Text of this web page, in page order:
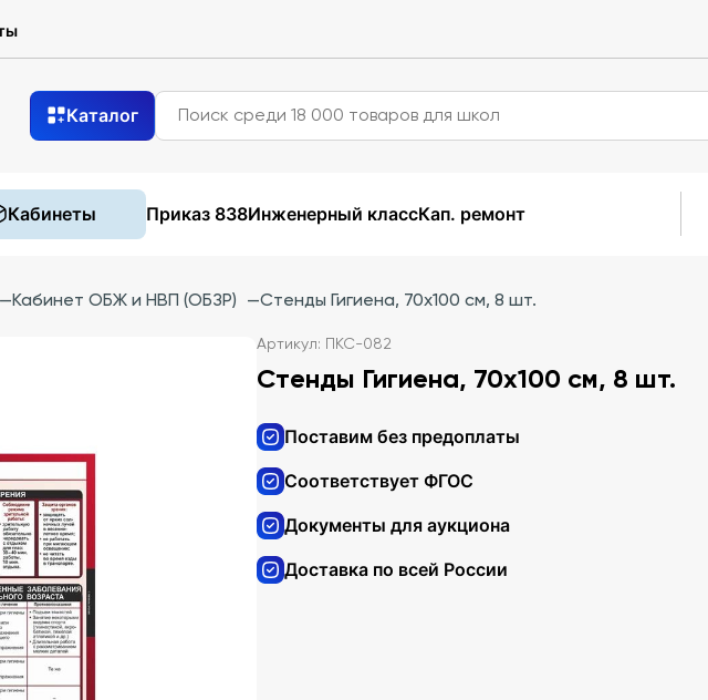
Каталог
Кабинеты Приказ 838Инженерный классКап. ремонт
—Кабинет ОБЖ и НВП (ОБЗР) —Стенды Гигиена, 70х100 см, 8 шт.
Артикул: ПКС-082
Стенды Гигиена, 70х100 см, 8 шт.
Поставим без предоплаты
Соответствует ФГОС
Документы для аукциона
Доставка по всей России